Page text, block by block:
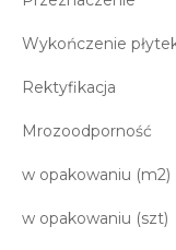
Wykończenie
Rektyfikacja
Mrozoodporność
w opakowaniu (m2)
w opakowaniu (szt)